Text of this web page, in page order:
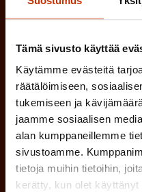
Tämä sivusto käyttää
Käytämme evästeitä
räätälöimiseen,
tukemiseen ja
jaamme sosiaalisen
alan kumppaneillemme
sivustoamme.
tietoja muihin tietoihin,
kerätty, kun olet käyttänyt